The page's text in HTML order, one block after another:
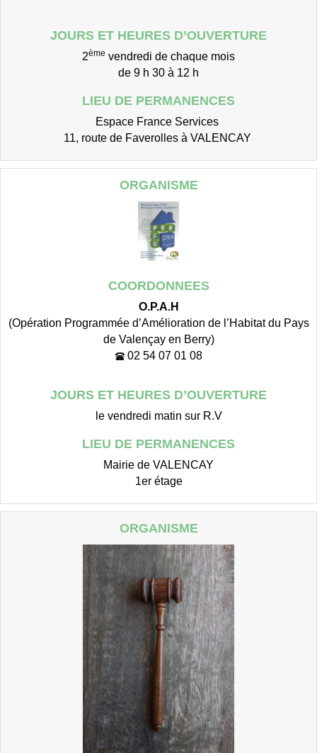
JOURS ET HEURES D’OUVERTURE
2ème vendredi de chaque mois
de 9 h 30 à 12 h
LIEU DE PERMANENCES
Espace France Services
11, route de Faverolles à VALENCAY
ORGANISME
COORDONNEES
O.P.A.H
(Opération Programmée d’Amélioration de l’Habitat du Pays
de Valençay en Berry)
02 54 07 01 08
JOURS ET HEURES D’OUVERTURE
le vendredi matin sur R.V
LIEU DE PERMANENCES
Mairie de VALENCAY
1er étage
ORGANISME